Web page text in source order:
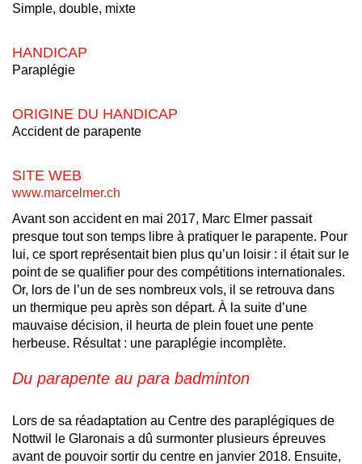
Simple, double, mixte
HANDICAP
Paraplégie
ORIGINE DU HANDICAP
Accident de parapente
SITE WEB
www.marcelmer.ch
Avant son accident en mai 2017, Marc Elmer passait
presque tout son temps libre à pratiquer le parapente. Pour
lui, ce sport représentait bien plus qu’un loisir : il était sur le
point de se qualifier pour des compétitions internationales.
Or, lors de l’un de ses nombreux vols, il se retrouva dans
un thermique peu après son départ. À la suite d’une
mauvaise décision, il heurta de plein fouet une pente
herbeuse. Résultat : une paraplégie incomplète.
Du parapente au para badminton
Lors de sa réadaptation au Centre des paraplégiques de
Nottwil le Glaronais a dû surmonter plusieurs épreuves
avant de pouvoir sortir du centre en janvier 2018. Ensuite,